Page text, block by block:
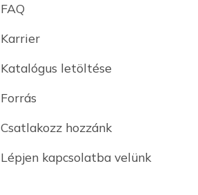
FAQ
Karrier
Katalógus letöltése
Forrás
Csatlakozz hozzánk
Lépjen kapcsolatba velünk